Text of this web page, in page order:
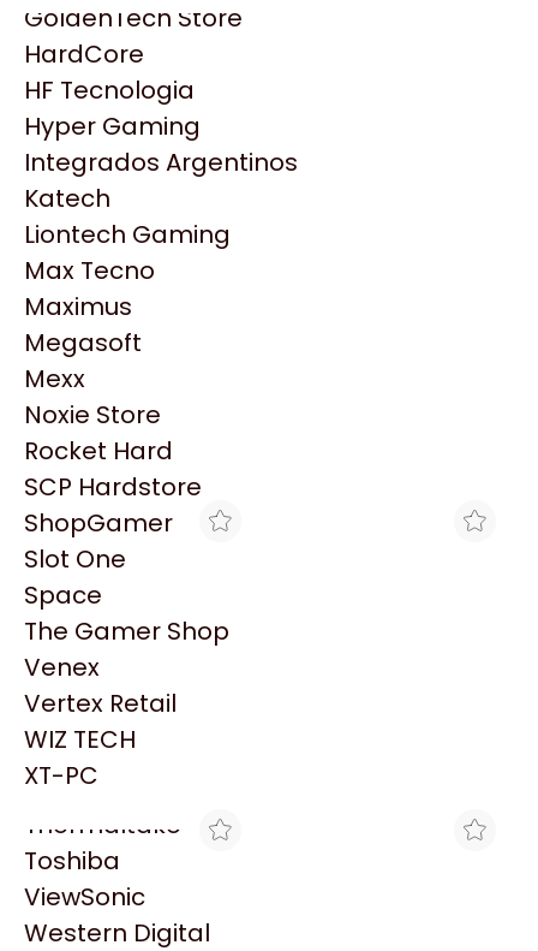
HP
HyperX
INNO3D
Intel
Kingston
Lenovo
Logitech
MSI
NVIDIA GeForce
NZXT
PNY
Palit
Philips
PowerColor
Razer
Redragon
Samsung
Sandisk
Sapphire
Seagate
Sentey
Solarmax
Thermaltake
Toshiba
ViewSonic
Western Digital
GoldenTech Store
HardCore
HF Tecnologia
Hyper Gaming
Integrados Argentinos
Katech
Liontech Gaming
Max Tecno
Maximus
Megasoft
Mexx
Noxie Store
Rocket Hard
SCP Hardstore
ShopGamer
Slot One
Space
The Gamer Shop
Venex
Vertex Retail
WIZ TECH
XT-PC
Productos
Similares
Explorá más productos similares
TONER LEXMARK
C782X1MG MAGENTA
$26.683